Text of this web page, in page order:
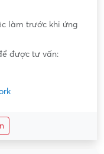
làm trước khi ứng
được tư vấn: